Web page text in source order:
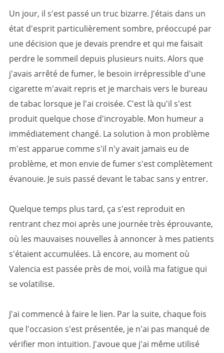
Un jour, il s'est passé un truc bizarre. J'étais dans un
état d'esprit particulièrement sombre, préoccupé par
une décision que je devais prendre et qui me faisait
perdre le sommeil depuis plusieurs nuits. Alors que
j'avais arrêté de fumer, le besoin irrépressible d'une
cigarette m'avait repris et je marchais vers le bureau
de tabac lorsque je l'ai croisée. C'est là qu'il s'est
produit quelque chose d'incroyable. Mon humeur a
immédiatement changé. La solution à mon problème
m'est apparue comme s'il n'y avait jamais eu de
problème, et mon envie de fumer s'est complètement
évanouie. Je suis passé devant le tabac sans y entrer.
Quelque temps plus tard, ça s'est reproduit en
rentrant chez moi après une journée très éprouvante,
où les mauvaises nouvelles à annoncer à mes patients
s'étaient accumulées. Là encore, au moment où
Valencia est passée près de moi, voilà ma fatigue qui
se volatilise.
J'ai commencé à faire le lien. Par la suite, chaque fois
que l'occasion s'est présentée, je n'ai pas manqué de
vérifier mon intuition. J'avoue que j'ai même utilisé